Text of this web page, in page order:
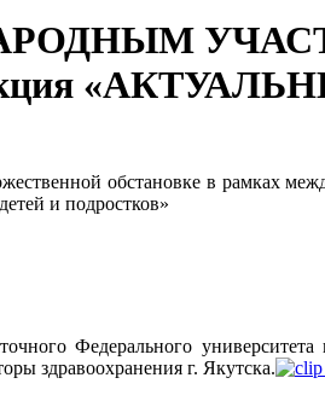
обстановке в рамках
и подростков»
Федерального
здравоохранения г. Якутска.